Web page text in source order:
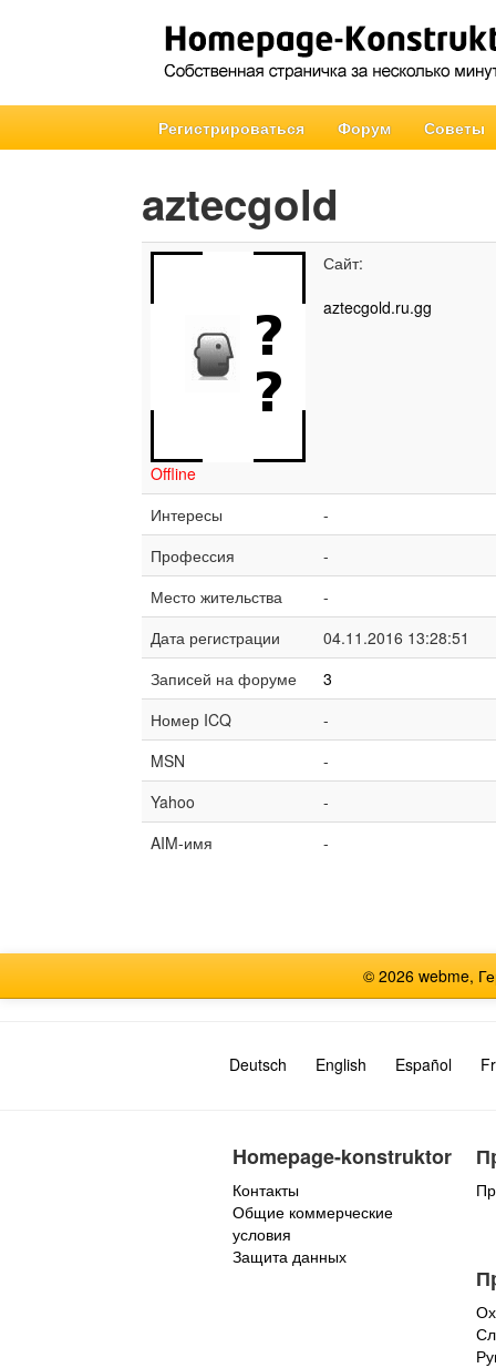
Регистрироваться Форум Советы
aztecgold
Offline
Сайт:
aztecgold.ru.gg
Интересы
-
Профессия
-
Место жительства
-
Дата регистрации
04.11.2016 13:28:51
Записей на форуме
3
Номер ICQ
-
MSN
-
Yahoo
-
AIM-имя
-
© 2026 webme,
Deutsch English Español
Homepage-konstruktor
Контакты
Общие коммерческие
условия
Защита данных